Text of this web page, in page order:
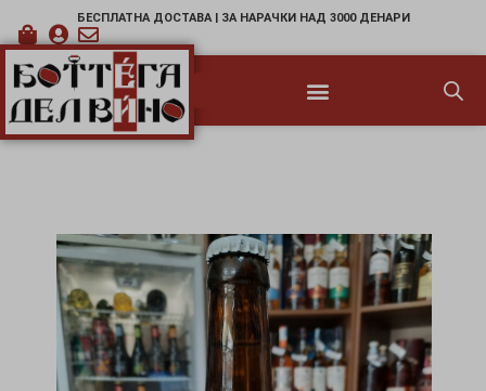
БЕСПЛАТНА ДОСТАВА | ЗА НАРАЧКИ НАД 3000 ДЕНАРИ